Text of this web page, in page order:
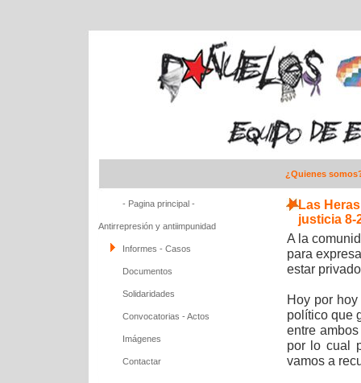
¿Quienes
- Pagina principal -
Antirrepresión y antiimpunidad
Informes - Casos
Documentos
Solidaridades
Convocatorias - Actos
Imágenes
Contactar
Las
justicia 8-
A la
para
estar
Hoy por
político que
entre
por lo cual
vamos a